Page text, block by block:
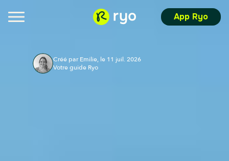
App Ryo
Créé par Emilie, le 11 juil. 2026
Votre guide Ryo